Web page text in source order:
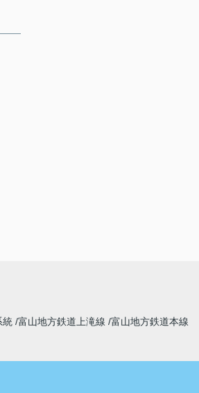
統 富山地方鉄道上滝線 富山地方鉄道本線